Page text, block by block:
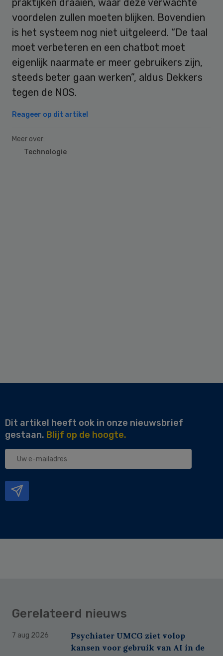
voordelen zullen moeten blijken. Bovendien
is het systeem nog niet uitgeleerd. “De taal
moet verbeteren en een chatbot moet
eigenlijk naarmate er meer gebruikers zijn,
steeds beter gaan werken”, aldus Dekkers
tegen de NOS.
Reageer op dit artikel
Meer over:
Technologie
Dit artikel heeft ook in onze nieuwsbrief
gestaan. Blijf op de hoogte.
Uw
Gerelateerd nieuws
7 aug 2026
Psychiater UMCG ziet volop
kansen voor gebruik van AI in de